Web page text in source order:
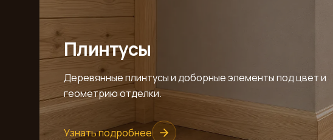
Плинтусы
Деревянные плинтусы и доборные элементы под цвет и
геометрию отделки.
Узнать подробнее